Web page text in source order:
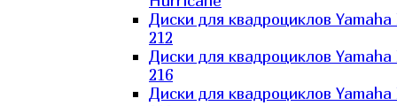
Диски для квадроциклов
212
Диски для квадроциклов
216
Диски для квадроциклов